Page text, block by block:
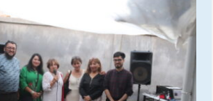
13/07/2026
hospitalaria El Carmen de Maipu.
25/06/2026